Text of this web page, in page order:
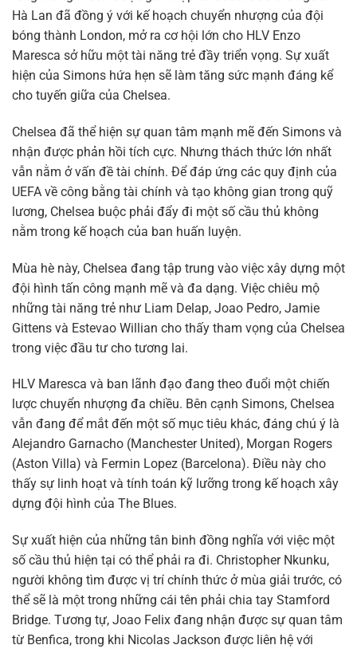
Hà Lan đã đồng ý với kế hoạch chuyển nhượng của đội
bóng thành London, mở ra cơ hội lớn cho HLV Enzo
Maresca sở hữu một tài năng trẻ đầy triển vọng. Sự xuất
hiện của Simons hứa hẹn sẽ làm tăng sức mạnh đáng kể
cho tuyến giữa của Chelsea.
Chelsea đã thể hiện sự quan tâm mạnh mẽ đến Simons và
nhận được phản hồi tích cực. Nhưng thách thức lớn nhất
vẫn nằm ở vấn đề tài chính. Để đáp ứng các quy định của
UEFA về công bằng tài chính và tạo không gian trong quỹ
lương, Chelsea buộc phải đẩy đi một số cầu thủ không
nằm trong kế hoạch của ban huấn luyện.
Mùa hè này, Chelsea đang tập trung vào việc xây dựng một
đội hình tấn công mạnh mẽ và đa dạng. Việc chiêu mộ
những tài năng trẻ như Liam Delap, Joao Pedro, Jamie
Gittens và Estevao Willian cho thấy tham vọng của Chelsea
trong việc đầu tư cho tương lai.
HLV Maresca và ban lãnh đạo đang theo đuổi một chiến
lược chuyển nhượng đa chiều. Bên cạnh Simons, Chelsea
vẫn đang để mắt đến một số mục tiêu khác, đáng chú ý là
Alejandro Garnacho (Manchester United), Morgan Rogers
(Aston Villa) và Fermin Lopez (Barcelona). Điều này cho
thấy sự linh hoạt và tính toán kỹ lưỡng trong kế hoạch xây
dựng đội hình của The Blues.
Sự xuất hiện của những tân binh đồng nghĩa với việc một
số cầu thủ hiện tại có thể phải ra đi. Christopher Nkunku,
người không tìm được vị trí chính thức ở mùa giải trước, có
thể sẽ là một trong những cái tên phải chia tay Stamford
Bridge. Tương tự, Joao Felix đang nhận được sự quan tâm
từ Benfica, trong khi Nicolas Jackson được liên hệ với